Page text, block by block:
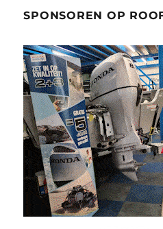
SPONSOREN OP